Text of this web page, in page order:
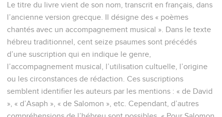
Le titre du livre vient de son nom, transcrit en français, dans
l’ancienne version grecque. Il désigne des « poèmes
chantés avec un accompagnement musical ». Dans le texte
hébreu traditionnel, cent seize psaumes sont précédés
d’une suscription qui en indique le genre,
l’accompagnement musical, l’utilisation cultuelle, l’origine
ou les circonstances de rédaction. Ces suscriptions
semblent identifier les auteurs par les mentions : « de David
», « d’Asaph », « de Salomon », etc. Cependant, d’autres